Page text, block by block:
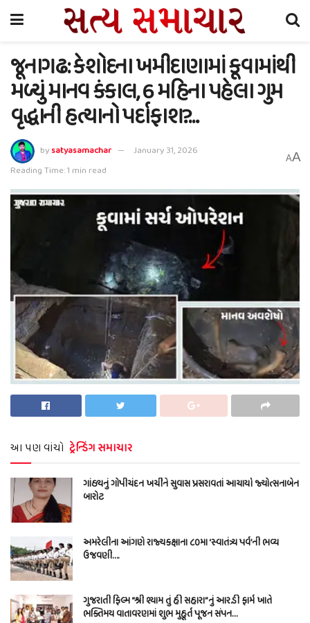
જૂનાગઢ: કેશોદના ખમીદાણામાં કૂવામાંથી
મળ્યું માનવ કંકાલ, 6 મહિના પહેલા ગુમ
વૃદ્ધાની હત્યાનો પર્દાફાશ?…
bysatyasamachar
January 31, 2026
Reading Time: 1 min read
AA
આ પણ વાંચો ટ્રેન્ડિંગ સમાચાર
ગાંઠ્યનું ગોપીચંદન ખર્ચીને સુવાસ પ્રસરાવતાં આચાર્યા જ્યોત્સનાબેન
બારોટ
અમરેલીના આંગણે રાજ્યકક્ષાના ૮૦મા ‘સ્વાતંત્ર્ય પર્વ’ની ભવ્ય
ઉજવણી….
ગુજરાતી ફિલ્મ “શ્રી શ્યામ તું હી સહારા”નું આર.ડી ફાર્મ ખાતે
ભક્તિમય વાતાવરણમાં શુભ મુહૂર્ત પૂજન સંપન…